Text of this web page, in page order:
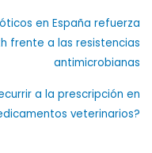
en España refuerza
frente a las resistencias
antimicrobianas
a la prescripción en
veterinarios?